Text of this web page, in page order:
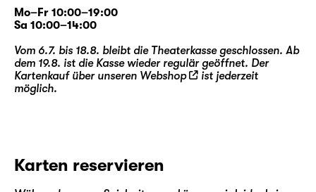
Mo–Fr 10:00–19:00
Sa 10:00–14:00
Vom 6.7. bis 18.8. bleibt die Theaterkasse geschlossen. Ab
dem 19.8. ist die Kasse wieder regulär geöffnet. Der
Kartenkauf über unseren Webshop
ist jederzeit
möglich.
Karten reservieren